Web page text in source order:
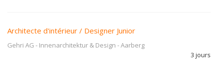
Architecte d'intérieur / Designer Junior
Gehri AG - Innenarchitektur & Design -Aarberg
3 jours